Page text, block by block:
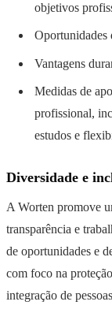
objetivos
Oportunidades
Vantagens
Medidas de
profissional,
estudos e
Diversidade e
A Worten promove
transparência e
de oportunidades e
com foco na
integração de